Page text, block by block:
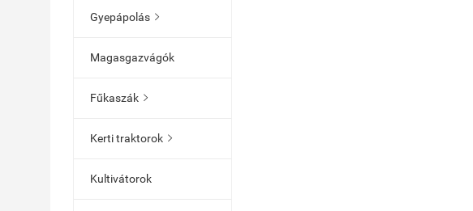
Gyepápolás 
Magasgazvágók
Fűkaszák 
Kerti traktorok 
Kultivátorok